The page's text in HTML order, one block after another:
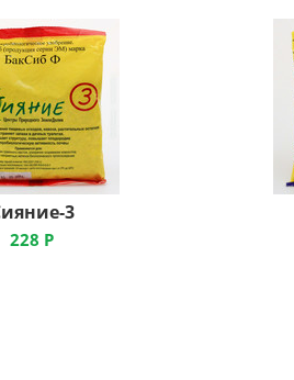
3
228 Р